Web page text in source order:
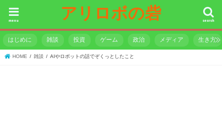
アリロボの砦 search
menu
はじめに 雑談 投資 ゲーム 政治 メディア 生き方
HOME 雑談 AIやロボットの話でぞくっとしたこと